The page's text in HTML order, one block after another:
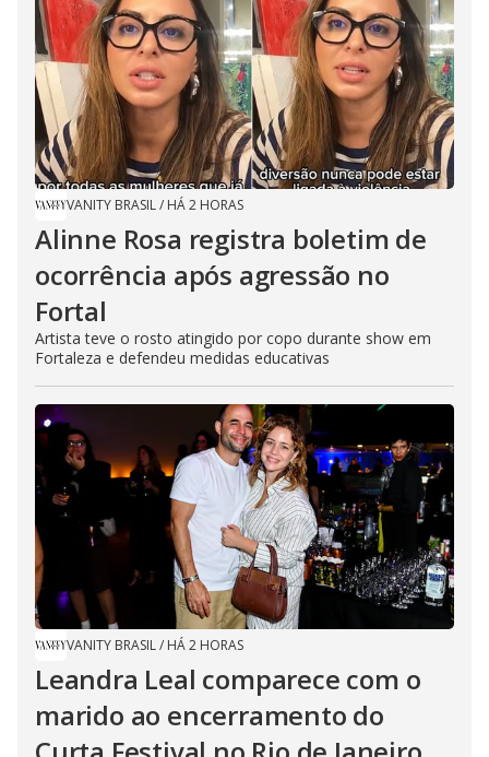
VANITY BRASIL/ HÁ 2 HORAS
Alinne Rosa registra boletim de
ocorrência após agressão no
Fortal
Artista teve o rosto atingido por copo durante show em
Fortaleza e defendeu medidas educativas
VANITY BRASIL/ HÁ 2 HORAS
Leandra Leal comparece com o
marido ao encerramento do